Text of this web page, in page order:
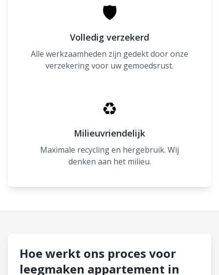
🛡
Volledig verzekerd
Alle werkzaamheden zijn gedekt door onze
verzekering voor uw gemoedsrust.
♻
Milieuvriendelijk
Maximale recycling en hergebruik. Wij
denken aan het milieu.
Hoe werkt ons proces voor
leegmaken appartement in